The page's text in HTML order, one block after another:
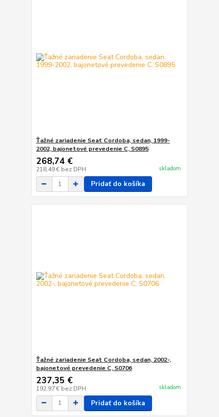
Ťažné zariadenie Seat Cordoba, sedan, 1999-
2002, bajonetové prevedenie C, S0895
268,74 €
218,49 € bez DPH skladom
Pridať do košíka
Ťažné zariadenie Seat Cordoba, sedan, 2002-,
bajonetové prevedenie C, S0706
237,35 €
192,97 € bez DPH skladom
Pridať do košíka